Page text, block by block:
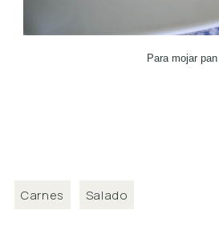
Para mojar pan
Carnes Salado